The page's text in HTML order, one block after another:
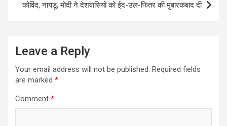
कोविंद, नायडू, मोदी ने देशवासियों को ईद-उल-फितर की मुबारकबाद दी
Leave a Reply
Your email address will not be published. Required fields
are marked *
Comment *